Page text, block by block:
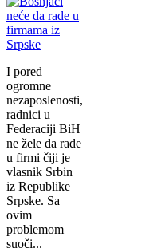
I pored
ogromne
nezaposlenosti,
radnici u
Federaciji BiH
ne žele da rade
u firmi čiji je
vlasnik Srbin
iz Republike
Srpske. Sa
ovim
problemom
suoči...